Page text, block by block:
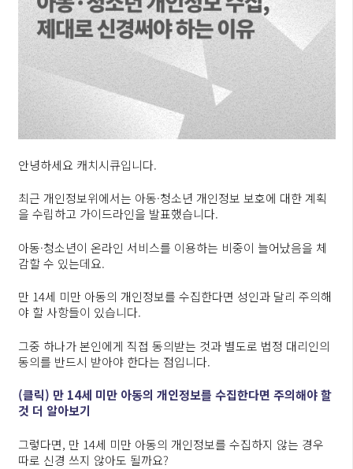
안녕하세요 캐치시큐입니다.
최근 개인정보위에서는 아동·청소년 개인정보 보호에 대한 계획
을 수립하고 가이드라인을 발표했습니다.
아동·청소년이 온라인 서비스를 이용하는 비중이 늘어났음을 체
감할 수 있는데요.
만 14세 미만 아동의 개인정보를 수집한다면 성인과 달리 주의해
야 할 사항들이 있습니다.
그중 하나가 본인에게 직접 동의받는 것과 별도로 법정 대리인의
동의를 반드시 받아야 한다는 점입니다.
(클릭) 만 14세 미만 아동의 개인정보를 수집한다면 주의해야 할
것 더 알아보기
그렇다면, 만 14세 미만 아동의 개인정보를 수집하지 않는 경우
따로 신경 쓰지 않아도 될까요?